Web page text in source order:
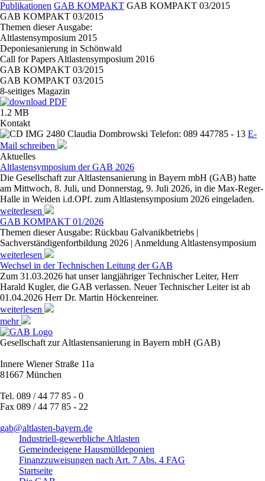
Publikationen GAB KOMPAKT GAB KOMPAKT 03/2015
GAB KOMPAKT 03/2015
Themen dieser Ausgabe:
Altlastensymposium 2015
Deponiesanierung in Schönwald
Call for Papers Altlastensymposium 2016
GAB KOMPAKT 03/2015
GAB KOMPAKT 03/2015
8-seitiges Magazin
1.2 MB
Kontakt
Claudia Dombrowski Telefon: 089 447785 - 13 E-
Mail schreiben
Aktuelles
Altlastensymposium der GAB 2026
Die Gesellschaft zur Altlastensanierung in Bayern mbH (GAB) hatte
am Mittwoch, 8. Juli, und Donnerstag, 9. Juli 2026, in die Max-Reger-
Halle in Weiden i.d.OPf. zum Altlastensymposium 2026 eingeladen.
weiterlesen
GAB KOMPAKT 01/2026
Themen dieser Ausgabe: Rückbau Galvanikbetriebs |
Sachverständigenfortbildung 2026 | Anmeldung Altlastensymposium
weiterlesen
Wechsel in der Technischen Leitung der GAB
Zum 31.03.2026 hat unser langjähriger Technischer Leiter, Herr
Harald Kugler, die GAB verlassen. Neuer Technischer Leiter ist ab
01.04.2026 Herr Dr. Martin Höckenreiner.
weiterlesen
mehr
Gesellschaft zur Altlastensanierung in Bayern mbH (GAB)
Innere Wiener Straße 11a
81667 München
Tel. 089 / 44 77 85 - 0
Fax 089 / 44 77 85 - 22
gab@altlasten-bayern.de
Industriell-gewerbliche Altlasten
Gemeindeeigene Hausmülldeponien
Finanzzuweisungen nach Art. 7 Abs. 4 FAG
Startseite